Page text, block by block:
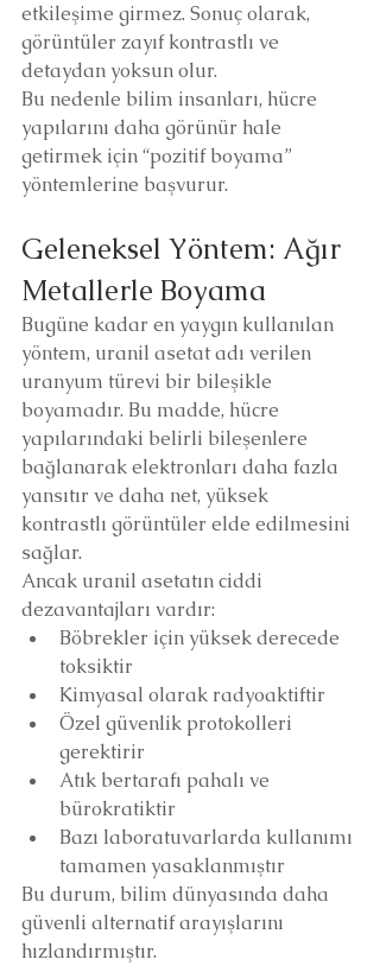
etkileşime girmez. Sonuç olarak,
görüntüler zayıf kontrastlı ve
detaydan yoksun olur.
Bu nedenle bilim insanları, hücre
yapılarını daha görünür hale
getirmek için “pozitif boyama”
yöntemlerine başvurur.
Geleneksel Yöntem: Ağır
Metallerle Boyama
Bugüne kadar en yaygın kullanılan
yöntem, uranil asetat adı verilen
uranyum türevi bir bileşikle
boyamadır. Bu madde, hücre
yapılarındaki belirli bileşenlere
bağlanarak elektronları daha fazla
yansıtır ve daha net, yüksek
kontrastlı görüntüler elde edilmesini
sağlar.
Ancak uranil asetatın ciddi
dezavantajları vardır:
Böbrekler için yüksek derecede
toksiktir
Kimyasal olarak radyoaktiftir
Özel güvenlik protokolleri
gerektirir
Atık bertarafı pahalı ve
bürokratiktir
Bazı laboratuvarlarda kullanımı
tamamen yasaklanmıştır
Bu durum, bilim dünyasında daha
güvenli alternatif arayışlarını
hızlandırmıştır.